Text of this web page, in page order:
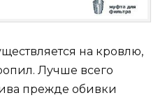
на кровлю,
Лучше всего
прежде обивки